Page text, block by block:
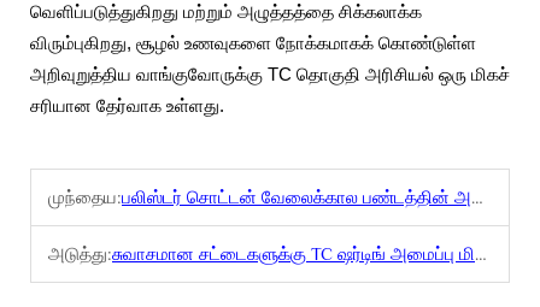
வெளிப்படுத்துகிறது மற்றும் அழுத்தத்தை சிக்கலாக்க
விரும்புகிறது, சூழல் உணவுகளை நோக்கமாகக் கொண்டுள்ள
அறிவுறுத்திய வாங்குவோருக்கு TC தொகுதி அரிசியல் ஒரு மிகச்
சரியான தேர்வாக உள்ளது.
முந்தைய:பலிஸ்டர் சொட்டன் வேலைக்கால பண்டத்தின் அனுபவம்
அடுத்து:சுவாசமான சட்டைகளுக்கு TC ஷர்டிங் அமைப்பு மிகவும் சிறந்த தேர்வாகுமா?